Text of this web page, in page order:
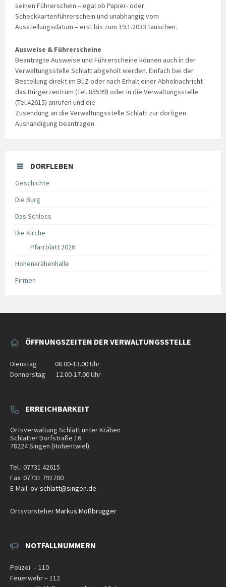
seinen Führerschein – egal ob Papier- oder
Scheckkartenführerschein und unabhängig vom
Ausstellungsdatum – erst bis zum 19.1.2033 tauschen.
Ausweise & Führerscheine
Beantragte Ausweise und Führerscheine können auch in der
Verwaltungsstelle Schlatt abgeholt werden. Einfach bei der
Bestellung direkt im BüZ oder nach Erhalt einer Abholnachricht
das Bürgerzentrum (Tel. 85599) oder in die Verwaltungsstelle
(Tel.42615) anrufen und die
Zusendung an die Verwaltungsstelle Schlatt zur dortigen
Aushändigung beantragen.
DORFLEBEN
Geschichte
Die Burg
Das Schloss
Die Kirche
Pfarrblatt 2026
Hohenkrähenhalle
Firmen
ÖFFNUNGSZEITEN DER VERWALTUNGSSTELLE
Dienstag 08.00-13.00Uhr
Donnerstag 12.00-17.00Uhr
ERREICHBARKEIT
Ortsverwaltung Schlatt unter Krähen
Schlatter Dorfstraße 16
78224Singen (Hohentwiel)
Tel.: 07731 42615
Fax: 07731 791700
E-Mail: ov-schlatt@singen.de
OrtsvorsteherMarkus Moßbrugger
NOTFALLNUMMERN
Polizei – 110
Feuerwehr – 112